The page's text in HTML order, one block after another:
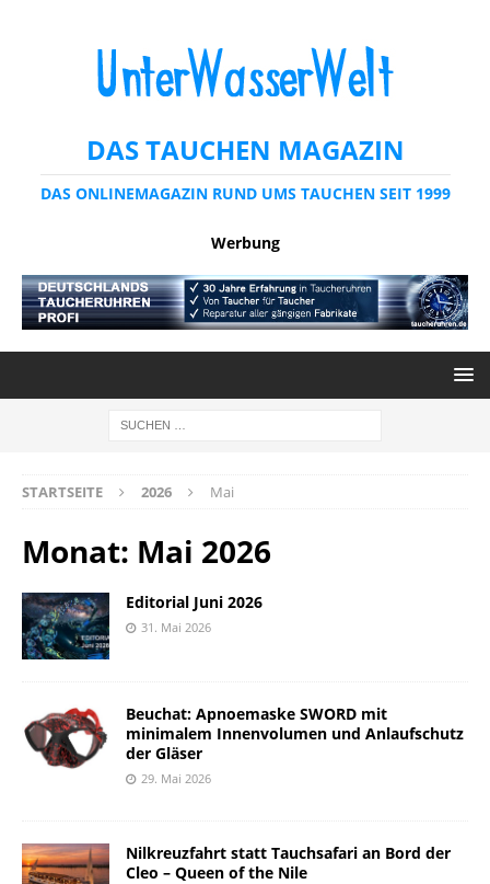
DAS TAUCHEN MAGAZIN
DAS ONLINEMAGAZIN RUND UMS TAUCHEN SEIT 1999
Werbung
STARTSEITE 2026 Mai
Monat: Mai 2026
Editorial Juni 2026
31. Mai 2026
Beuchat: Apnoemaske SWORD mit
minimalem Innenvolumen und Anlaufschutz
der Gläser
29. Mai 2026
Nilkreuzfahrt statt Tauchsafari an Bord der
Cleo – Queen of the Nile